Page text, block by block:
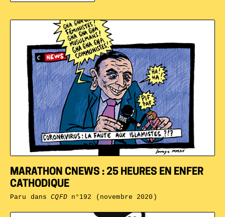
MARATHON CNEWS : 25 HEURES EN ENFER
CATHODIQUE
Paru dansCQFDn°192 (novembre 2020)